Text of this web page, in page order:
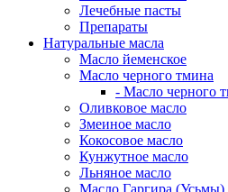
Лечебные пасты
Препараты
Натуральные масла
Масло йеменское
Масло черного тмина
- Масло черного
Оливковое масло
Змеиное масло
Кокосовое масло
Кунжутное масло
Льняное масло
Масло Гаргира (Усьмы)